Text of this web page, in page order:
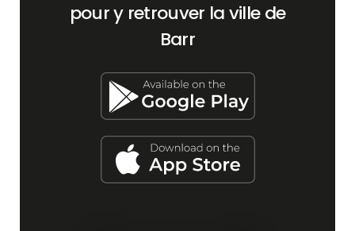
pour y retrouver la ville de
Barr